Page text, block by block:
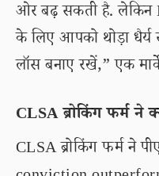
ओर बढ़ सकती है. लेकिन
के लिए आपको थोड़ा धैर्य
लॉस बनाए रखें,” एक
CLSA ब्रोकिंग फर्म ने
CLSA ब्रोकिंग फर्म ने